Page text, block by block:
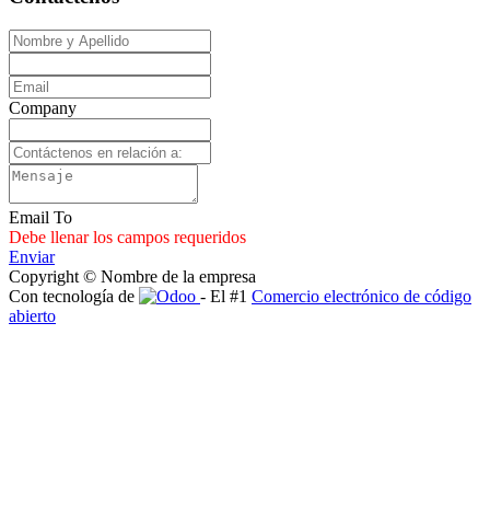
Company
Email To
Debe llenar los campos requeridos
Enviar
Copyright © Nombre de la empresa
Con tecnología de
- El #1 Comercio electrónico de código
abierto